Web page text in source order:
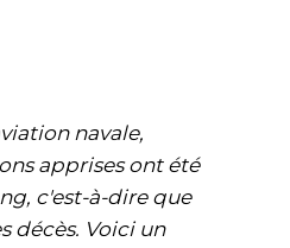
navale,
apprises ont été
c'est-à-dire que
décès. Voici un